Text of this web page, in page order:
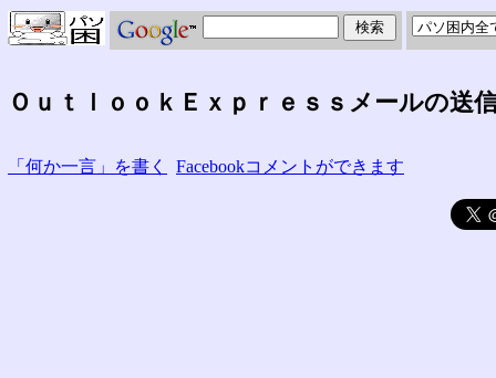
ＯｕｔｌｏｏｋＥｘｐｒｅｓｓメールの送
「何か一言」を書く Facebookコメントができます